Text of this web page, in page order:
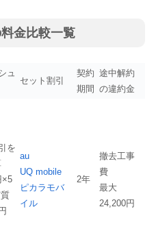
金比較一覧
ュ
セット割引
契約
期間
途中解約
の違約金
を
×5
au
UQ mobile
ピカラモバ
イル
2年
撤去工事
費
最大
24,200円